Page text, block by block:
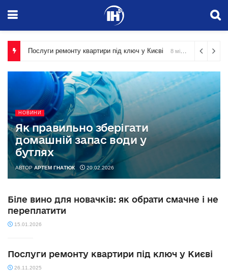
Послуги ремонту квартири під ключ у Києві 8 місяців тому
НОВИНИ
Як правильно зберігати
домашній запас води у
бутлях
АВТОР АРТЕМ ГНАТЮК 20.02.2026
Біле вино для новачків: як обрати смачне і не
переплатити
15.01.2026
Послуги ремонту квартири під ключ у Києві
26.11.2025